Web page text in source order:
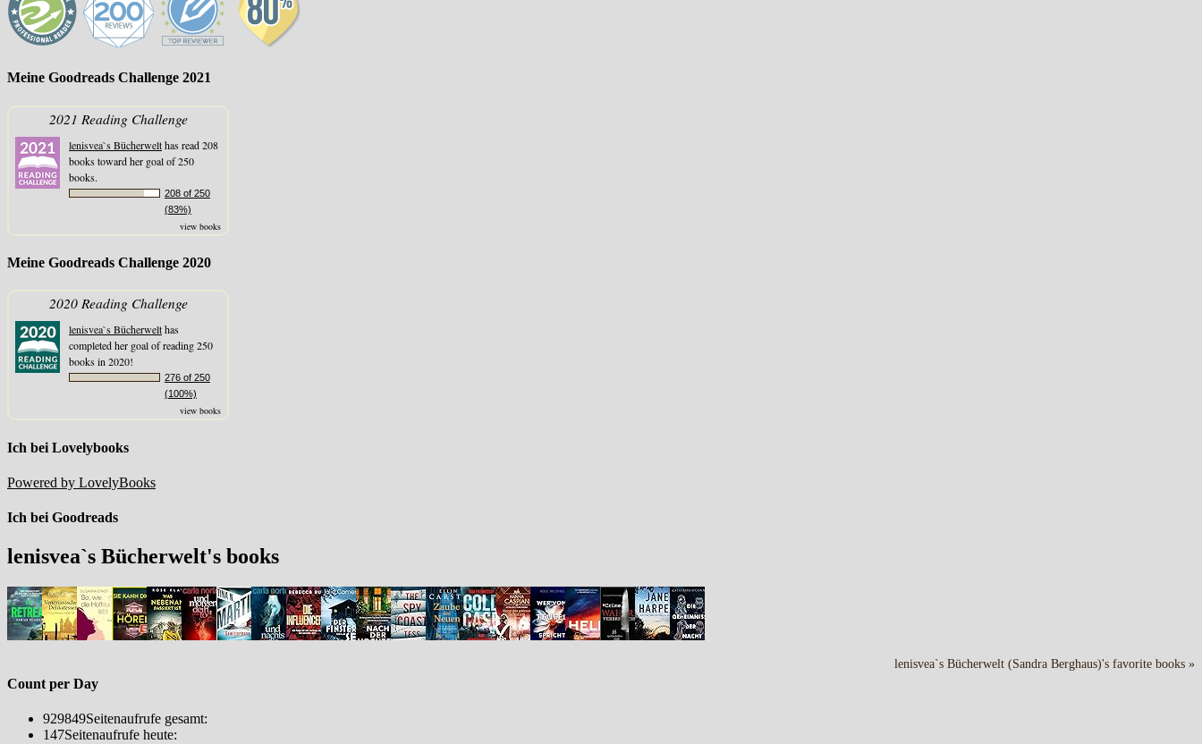
Meine Goodreads Challenge 2021
2021 Reading Challenge
lenisvea`s Bücherwelthas read 208
books toward her goal of 250
books.
208 of 250
(83%)
view books
Meine Goodreads Challenge 2020
2020 Reading Challenge
lenisvea`s Bücherwelthas
completed her goal of reading 250
books in 2020!
276 of 250
(100%)
view books
Ich bei Lovelybooks
Powered by LovelyBooks
Ich bei Goodreads
lenisvea`s Bücherwelt's books
lenisvea`s Bücherwelt (Sandra Berghaus)'s favorite books »
Count per Day
929849Seitenaufrufe gesamt:
147Seitenaufrufe heute: